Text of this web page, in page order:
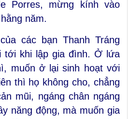
Porres, mừng kính vào
năm.
các bạn Thanh Tráng
tới khi lập gia đình. Ở lứa
muốn ở lại sinh hoạt với
thì họ không cho, chẳng
mũi, ngáng chân ngáng
năng động, mà muốn gia